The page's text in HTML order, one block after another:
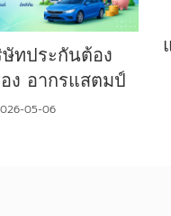
ทประกันต้อง
ง อากรแสตมป์
05-06